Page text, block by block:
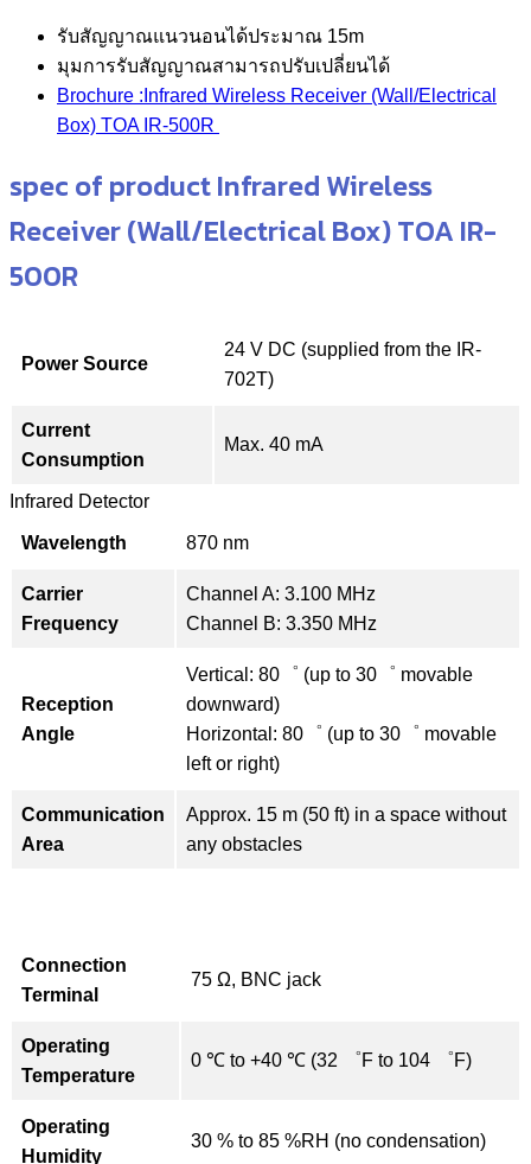
รับสัญญาณแนวนอนได้ประมาณ 15m
มุมการรับสัญญาณสามารถปรับเปลี่ยนได้
Brochure : Infrared Wireless Receiver (Wall/Electrical
Box) TOA IR-500R
spec of product Infrared Wireless
Receiver (Wall/Electrical Box) TOA IR-
500R
Power Source
24 V DC (supplied from the IR-
702T)
Current
Consumption
Max. 40 mA
Infrared Detector
Wavelength 870 nm
Carrier
Frequency
Channel A: 3.100 MHz
Channel B: 3.350 MHz
Reception
Angle
Vertical: 80゜ (up to 30゜ movable
downward)
Horizontal: 80゜ (up to 30゜ movable
left or right)
Communication
Area
Approx. 15 m (50 ft) in a space without
any obstacles
Connection
Terminal
75 Ω, BNC jack
Operating
Temperature
0 ℃ to +40 ℃ (32 ゜F to 104 ゜F)
Operating
Humidity
30 % to 85 %RH (no condensation)